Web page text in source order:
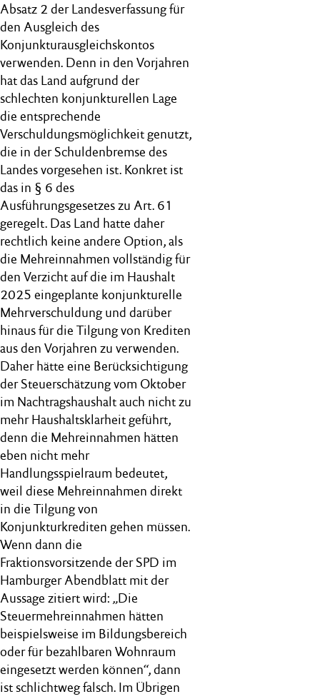
Absatz 2 der Landesverfassung für
den Ausgleich des
Konjunkturausgleichskontos
verwenden. Denn in den Vorjahren
hat das Land aufgrund der
schlechten konjunkturellen Lage
die entsprechende
Verschuldungsmöglichkeit genutzt,
die in der Schuldenbremse des
Landes vorgesehen ist. Konkret ist
das in § 6 des
Ausführungsgesetzes zu Art. 61
geregelt. Das Land hatte daher
rechtlich keine andere Option, als
die Mehreinnahmen vollständig für
den Verzicht auf die im Haushalt
2025 eingeplante konjunkturelle
Mehrverschuldung und darüber
hinaus für die Tilgung von Krediten
aus den Vorjahren zu verwenden.
Daher hätte eine Berücksichtigung
der Steuerschätzung vom Oktober
im Nachtragshaushalt auch nicht zu
mehr Haushaltsklarheit geführt,
denn die Mehreinnahmen hätten
eben nicht mehr
Handlungsspielraum bedeutet,
weil diese Mehreinnahmen direkt
in die Tilgung von
Konjunkturkrediten gehen müssen.
Wenn dann die
Fraktionsvorsitzende der SPD im
Hamburger Abendblatt mit der
Aussage zitiert wird: „Die
Steuermehreinnahmen hätten
beispielsweise im Bildungsbereich
oder für bezahlbaren Wohnraum
eingesetzt werden können“, dann
ist schlichtweg falsch. Im Übrigen